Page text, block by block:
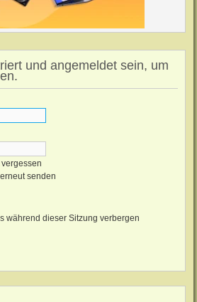
und angemeldet sein, um
senden
während dieser Sitzung verbergen